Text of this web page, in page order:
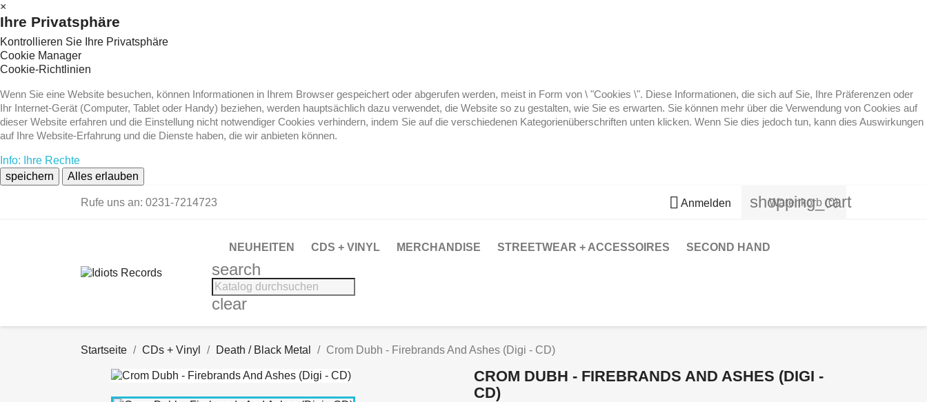
×
Ihre Privatsphäre
Kontrollieren Sie Ihre Privatsphäre
Cookie Manager
Cookie-Richtlinien
Wenn Sie eine Website besuchen, können Informationen in Ihrem Browser gespeichert oder abgerufen werden, meist in Form von \ "Cookies \". Diese Informationen, die sich auf Sie, Ihre Präferenzen oder
Ihr Internet-Gerät (Computer, Tablet oder Handy) beziehen, werden hauptsächlich dazu verwendet, die Website so zu gestalten, wie Sie es erwarten. Sie können mehr über die Verwendung von Cookies auf
dieser Website erfahren und die Einstellung nicht notwendiger Cookies verhindern, indem Sie auf die verschiedenen Kategorienüberschriften unten klicken. Wenn Sie dies jedoch tun, kann dies Auswirkungen
auf Ihre Website-Erfahrung und die Dienste haben, die wir anbieten können.
Info: Ihre Rechte
speichern
Alles erlauben
Rufe uns an: 0231-7214723  Anmelden shopping_cart
Warenkorb (0)
NEUHEITEN CDS + VINYL MERCHANDISE STREETWEAR + ACCESSOIRES SECOND HAND
search
clear
Startseite CDs + Vinyl Death / Black Metal Crom Dubh - Firebrands And Ashes (Digi - CD)
CROM DUBH - FIREBRANDS AND ASHES (DIGI -
CD)